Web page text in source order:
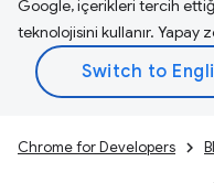
Google, içerikleri tercih
teknolojisini kullanır. Yapay
Chrome for Developers